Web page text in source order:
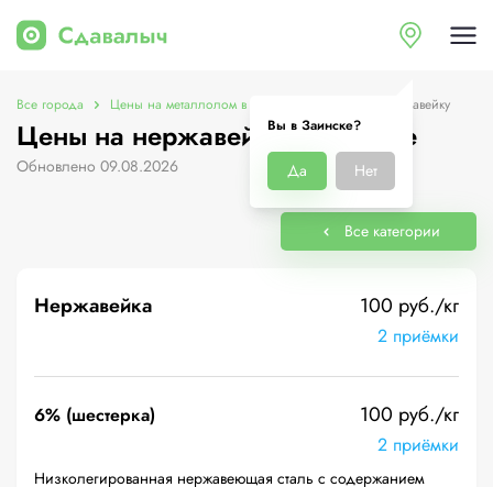
Вы в Заинске?
Да Нет
Все города Цены на металлолом в Заинске Цены на нержавейку
Цены на нержавейку в Заинске
Обновлено 09.08.2026
Все категории
Нержавейка 100 руб./кг
2 приёмки
6% (шестерка) 100 руб./кг
2 приёмки
Низколегированная нержавеющая сталь с содержанием